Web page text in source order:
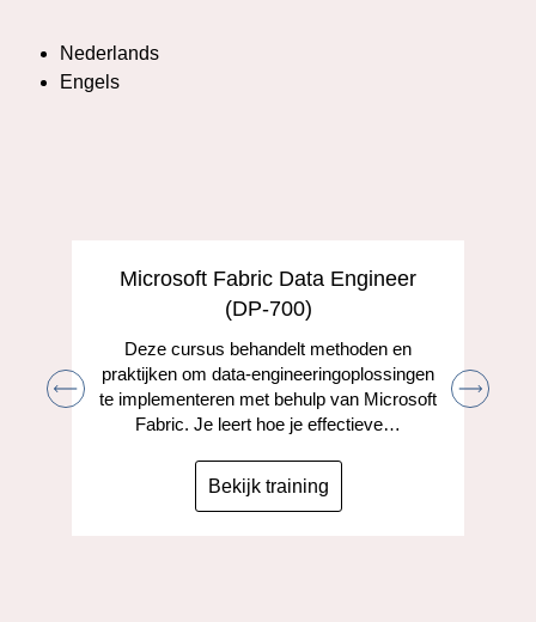
Nederlands
Engels
Microsoft Fabric Data Engineer
(DP-700)
Deze cursus behandelt methoden en
praktijken om data-engineeringoplossingen
te implementeren met behulp van Microsoft
Fabric. Je leert hoe je effectieve…
Bekijk training